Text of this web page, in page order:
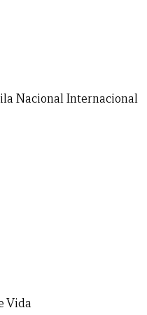
NacionalInternacional
Vida